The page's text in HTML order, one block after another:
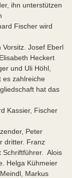
ihn unterstützen
Fischer wird
Josef Eberl
Heckert
und Uli Höhl,
es zahlreiche
hat das
Kassier, Fischer
Peter
dritter. Franz
Schriftführer. Alois
Helga Kühmeier
Markus